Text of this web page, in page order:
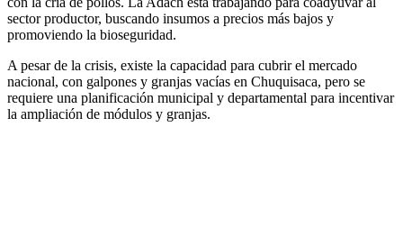
sector productor, buscando insumos a precios más bajos y
promoviendo la bioseguridad.
A pesar de la crisis, existe la capacidad para cubrir el mercado
nacional, con galpones y granjas vacías en Chuquisaca, pero se
requiere una planificación municipal y departamental para incentivar
la ampliación de módulos y granjas.